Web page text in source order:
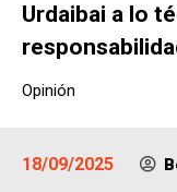
Urdaibai a lo
Opinión
18/09/2025